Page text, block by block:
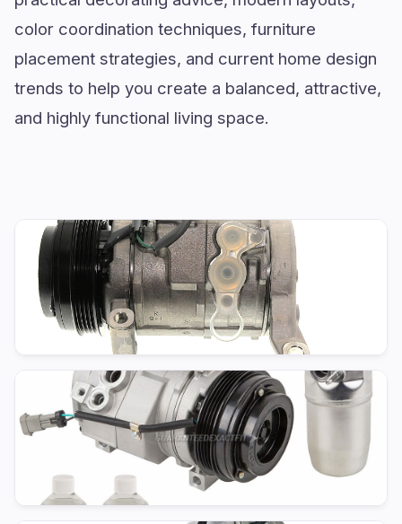
color coordination techniques, furniture
placement strategies, and current home design
trends to help you create a balanced, attractive,
and highly functional living space.